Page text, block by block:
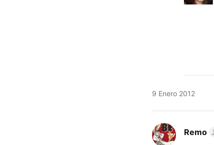
9 Enero 2012
Remo